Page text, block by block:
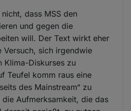
dass MSS den
und gegen die
will. Der Text wirkt eher
sich irgendwie
Klima-Diskurses zu
Teufel komm raus eine
des Mainstream“ zu
Aufmerksamkeit, die das